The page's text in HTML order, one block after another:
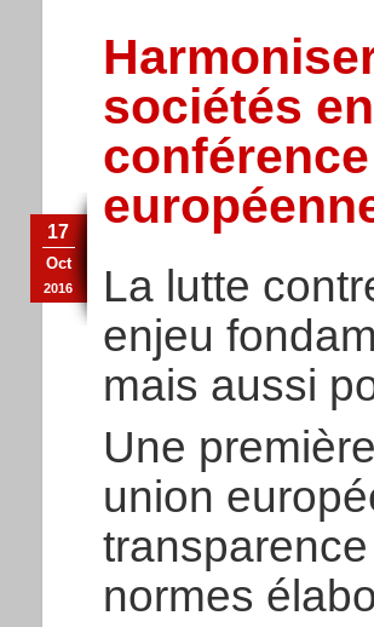
sociétés
17
Oct
2016
La lutte
enjeu
mais aussi
Une
union
normes